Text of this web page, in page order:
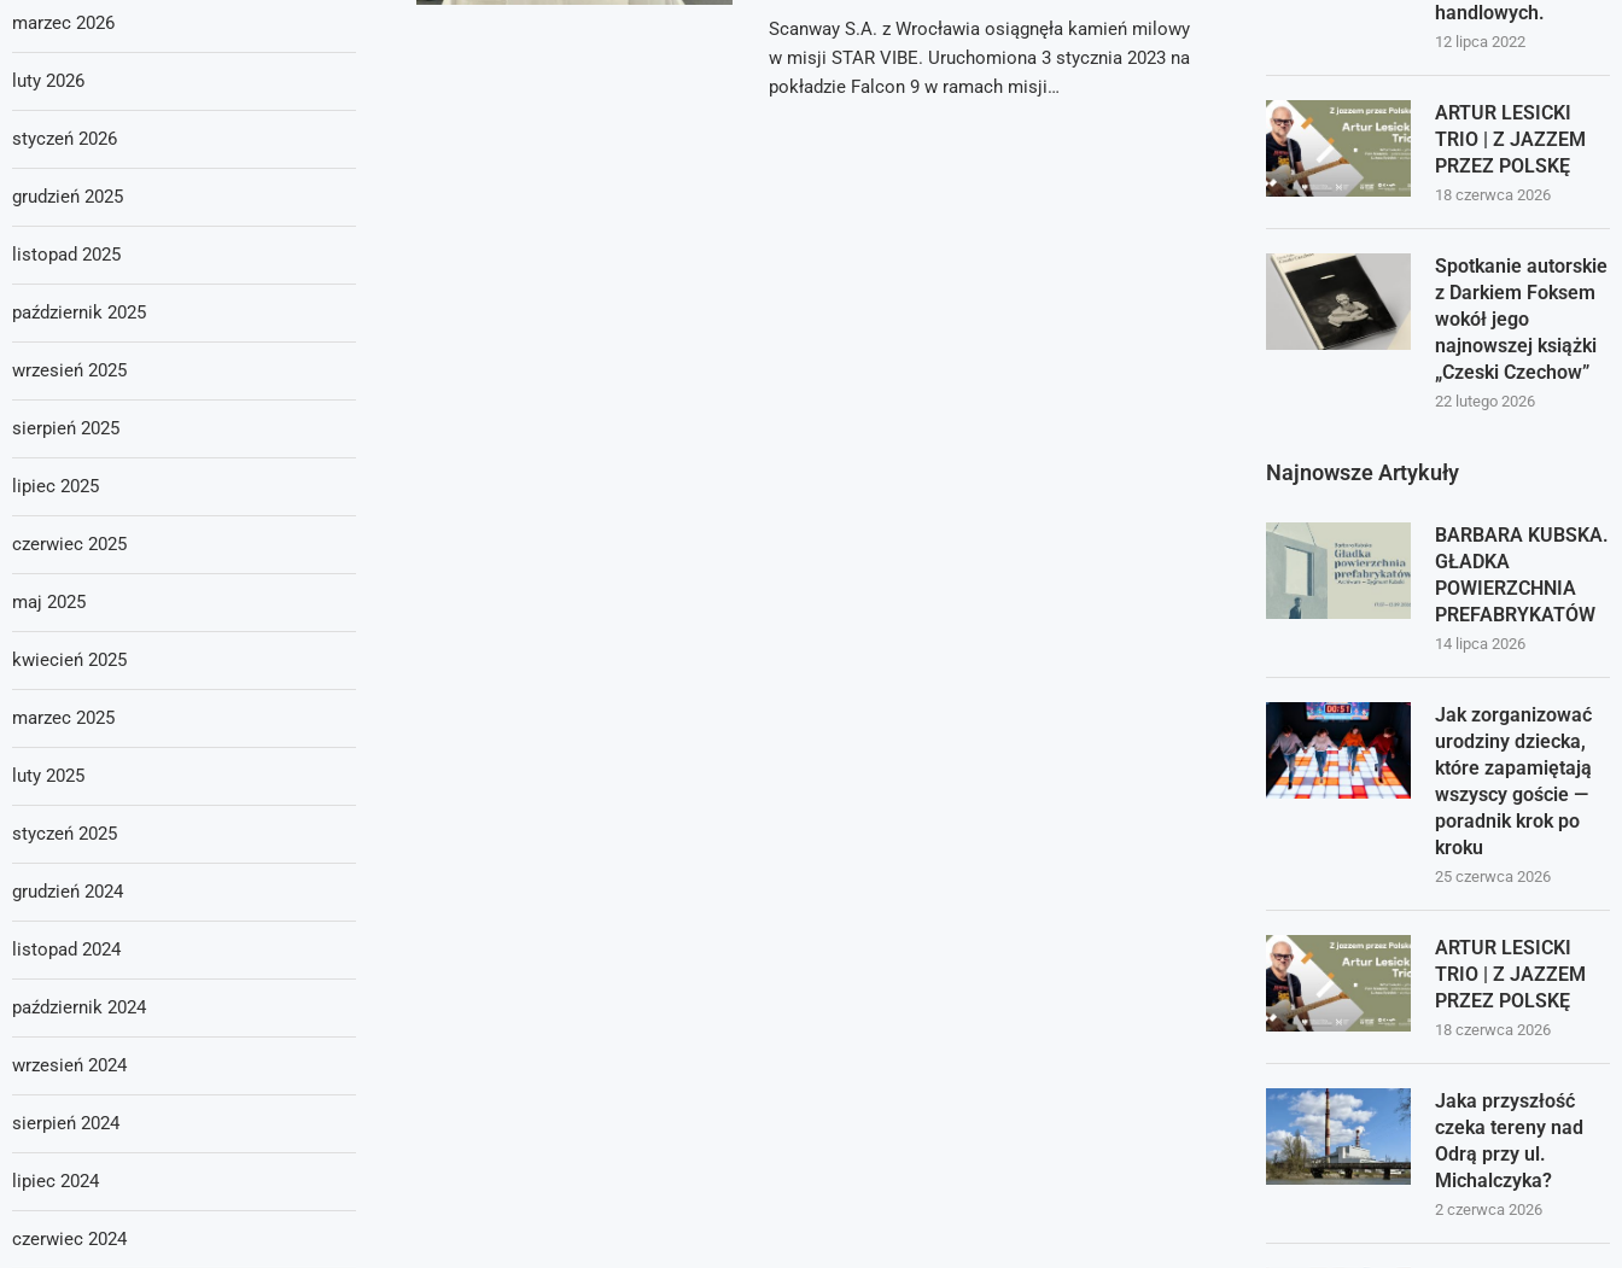
Scanway S.A. z Wrocławia osiągnęła kamień milowy
w misji STAR VIBE. Uruchomiona 3 stycznia 2023 na
pokładzie Falcon 9 w ramach misji…
handlowych.
12 lipca 2022
ARTUR LESICKI
TRIO | Z JAZZEM
PRZEZ POLSKĘ
18 czerwca 2026
Spotkanie autorskie
z Darkiem Foksem
wokół jego
najnowszej książki
„Czeski Czechow”
22 lutego 2026
Najnowsze Artykuły
BARBARA KUBSKA.
GŁADKA
POWIERZCHNIA
PREFABRYKATÓW
14 lipca 2026
Jak zorganizować
urodziny dziecka,
które zapamiętają
wszyscy goście —
poradnik krok po
kroku
25 czerwca 2026
ARTUR LESICKI
TRIO | Z JAZZEM
PRZEZ POLSKĘ
18 czerwca 2026
Jaka przyszłość
czeka tereny nad
Odrą przy ul.
Michalczyka?
2 czerwca 2026
marzec 2026
luty 2026
styczeń 2026
grudzień 2025
listopad 2025
październik 2025
wrzesień 2025
sierpień 2025
lipiec 2025
czerwiec 2025
maj 2025
kwiecień 2025
marzec 2025
luty 2025
styczeń 2025
grudzień 2024
listopad 2024
październik 2024
wrzesień 2024
sierpień 2024
lipiec 2024
czerwiec 2024